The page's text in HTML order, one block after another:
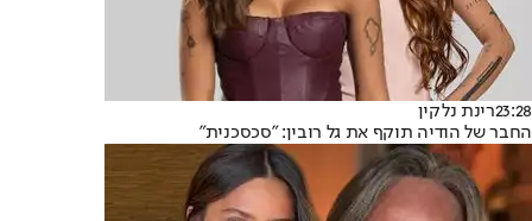
23:28רינת נלקין
החבר של הודיה תוקף את גל רובין: "סכסכנית"